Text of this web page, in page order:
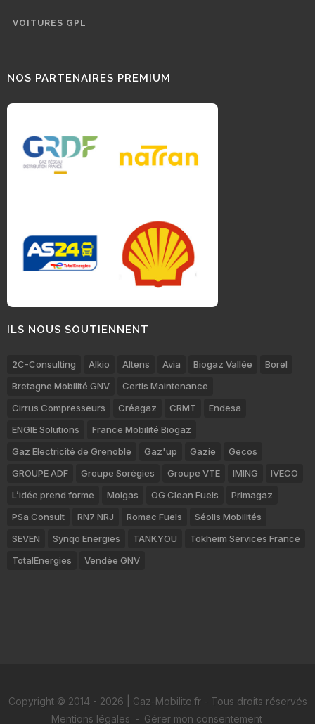
VOITURES GPL
NOS PARTENAIRES PREMIUM
ILS NOUS SOUTIENNENT
2C-Consulting Alkio Altens Avia Biogaz Vallée
Borel
Bretagne Mobilité GNV
Certis Maintenance
Cirrus Compresseurs
Créagaz CRMT
Endesa
ENGIE Solutions
France Mobilité Biogaz
Gaz Electricité de Grenoble
Gaz'up Gazie
Gecos
GROUPE ADF
Groupe Sorégies Groupe VTE IMING
IVECO
L’idée prend forme
Molgas OG Clean Fuels
Primagaz
PSa Consult
RN7 NRJ Romac Fuels
Séolis Mobilités
SEVEN
Synqo Energies TANKYOU
Tokheim Services France
TotalEnergies
Vendée GNV
Copyright © 2014 - 2026 | Gaz-Mobilite.fr - Tous droits réservés
Mentions légales - Gérer mon consentement